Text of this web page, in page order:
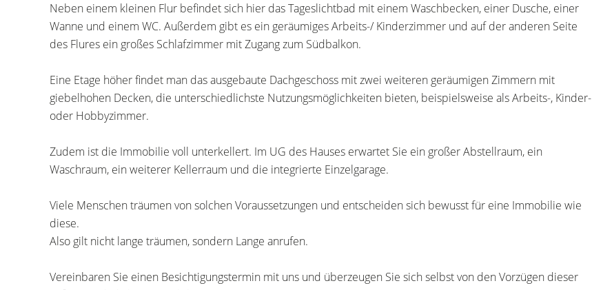
Neben einem kleinen Flur befindet sich hier das Tageslichtbad mit einem Waschbecken, einer Dusche, einer
Wanne und einem WC. Außerdem gibt es ein geräumiges Arbeits-/ Kinderzimmer und auf der anderen Seite
des Flures ein großes Schlafzimmer mit Zugang zum Südbalkon.
Eine Etage höher findet man das ausgebaute Dachgeschoss mit zwei weiteren geräumigen Zimmern mit
giebelhohen Decken, die unterschiedlichste Nutzungsmöglichkeiten bieten, beispielsweise als Arbeits-, Kinder-
oder Hobbyzimmer.
Zudem ist die Immobilie voll unterkellert. Im UG des Hauses erwartet Sie ein großer Abstellraum, ein
Waschraum, ein weiterer Kellerraum und die integrierte Einzelgarage.
Viele Menschen träumen von solchen Voraussetzungen und entscheiden sich bewusst für eine Immobilie wie
diese.
Also gilt nicht lange träumen, sondern Lange anrufen.
Vereinbaren Sie einen Besichtigungstermin mit uns und überzeugen Sie sich selbst von den Vorzügen dieser